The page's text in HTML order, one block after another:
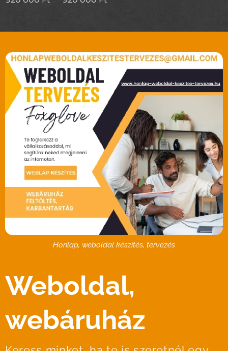
Honlap, weboldal készítés, tervezés
Weboldal,
webáruház